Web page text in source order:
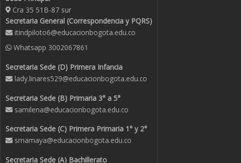
Cra 35 51B-87 sur
Secretaria General (Correspondencia y PQRS)
itindpiloto6@educacionbogota.edu.co
Whatsapp 3002067861
Secretaria Sede (D) Primera Infancia
lady.linares529@educacionbogota.edu.co
Secretaria Sede (B) Primaria 3° a 5°
samilena@educacionbogota.edu.co
Secretaria Sede (C) Primera Primaria 1° y 2°
smamaya@educacionbogota.edu.co
Secretaria Sede (A) Bachillerato